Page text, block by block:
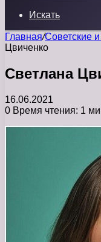
Искать
Главная/Советские
Цвиченко
Светлана
16.06.2021
0 Время чтения: 1